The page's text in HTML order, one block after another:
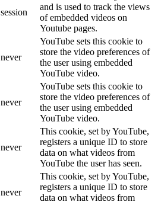
session
and is used to track the views
of embedded videos on
Youtube pages.
never
YouTube sets this cookie to
store the video preferences of
the user using embedded
YouTube video.
never
YouTube sets this cookie to
store the video preferences of
the user using embedded
YouTube video.
never
This cookie, set by YouTube,
registers a unique ID to store
data on what videos from
YouTube the user has seen.
never
This cookie, set by YouTube,
registers a unique ID to store
data on what videos from